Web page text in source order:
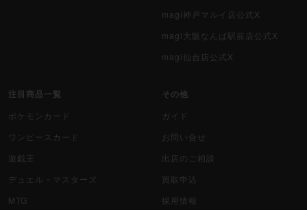
magi神戸マルイ店公式X
magi大阪なんば駅前店公式X
magi仙台店公式X
注目商品一覧
ポケモンカード
ワンピースカード
遊戯王
デュエル・マスターズ
MTG
その他
ガイド
お問い合せ
出店のご相談
買取申込
採用情報